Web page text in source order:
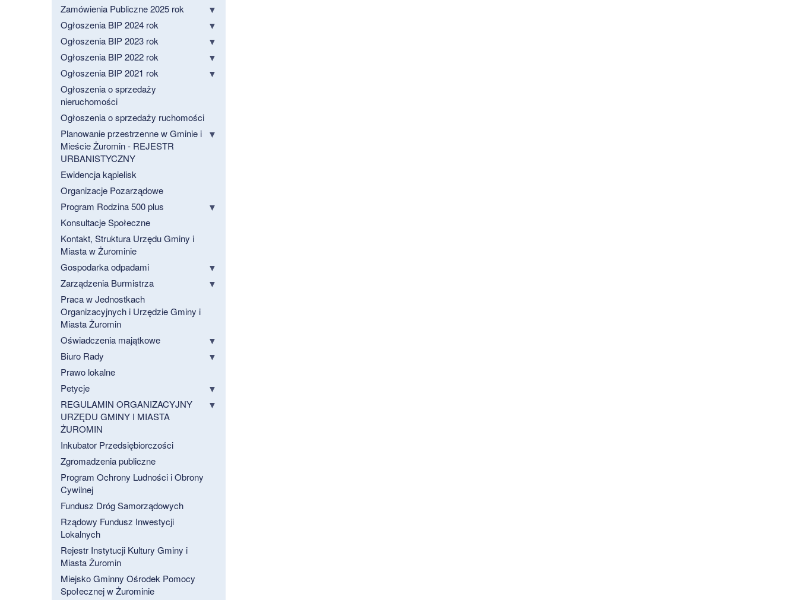
Zamówienia Publiczne 2025 rok
Ogłoszenia BIP 2024 rok
Ogłoszenia BIP 2023 rok
Ogłoszenia BIP 2022 rok
Ogłoszenia BIP 2021 rok
Ogłoszenia o sprzedaży
nieruchomości
Ogłoszenia o sprzedaży ruchomości
Planowanie przestrzenne w Gminie i
Mieście Żuromin - REJESTR
URBANISTYCZNY
Ewidencja kąpielisk
Organizacje Pozarządowe
Program Rodzina 500 plus
Konsultacje Społeczne
Kontakt, Struktura Urzędu Gminy i
Miasta w Żurominie
Gospodarka odpadami
Zarządzenia Burmistrza
Praca w Jednostkach
Organizacyjnych i Urzędzie Gminy i
Miasta Żuromin
Oświadczenia majątkowe
Biuro Rady
Prawo lokalne
Petycje
REGULAMIN ORGANIZACYJNY
URZĘDU GMINY I MIASTA
ŻUROMIN
Inkubator Przedsiębiorczości
Zgromadzenia publiczne
Program Ochrony Ludności i Obrony
Cywilnej
Fundusz Dróg Samorządowych
Rządowy Fundusz Inwestycji
Lokalnych
Rejestr Instytucji Kultury Gminy i
Miasta Żuromin
Miejsko Gminny Ośrodek Pomocy
Społecznej w Żurominie